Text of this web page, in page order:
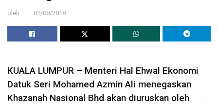
oleh 01/08/2018
KUALA LUMPUR – Menteri Hal Ehwal Ekonomi
Datuk Seri Mohamed Azmin Ali menegaskan
Khazanah Nasional Bhd akan diuruskan oleh